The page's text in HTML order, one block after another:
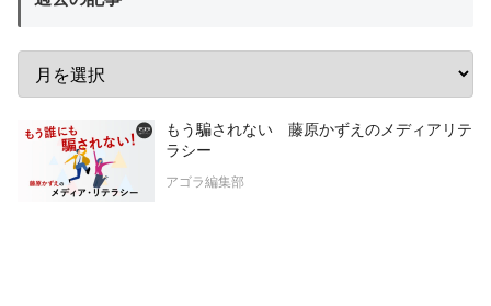
もう騙されない 藤原かずえのメディアリテ
ラシー
アゴラ編集部